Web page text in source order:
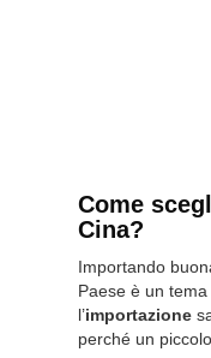
Come
Cina?
Importando
Paese è un
l’importazione
perché un